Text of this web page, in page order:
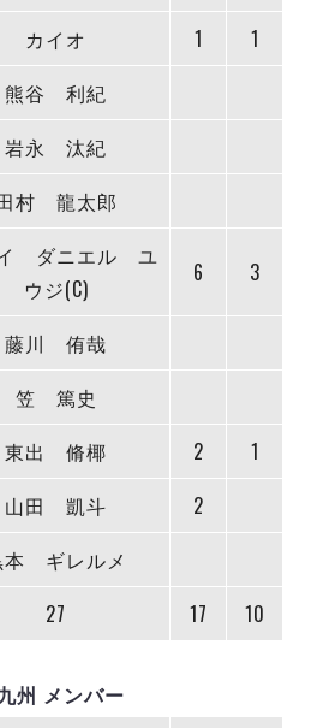
居浜
FC
州
）
US!
カイオ 1
1
熊谷 利紀
岩永 汰紀
村 龍太郎
ダニエル ユ
ウジ(C)
6 3
藤川 侑哉
笠 篤史
東出 脩椰 2
1
山田 凱斗
2
本 ギレルメ
27 17 10
州 メンバー